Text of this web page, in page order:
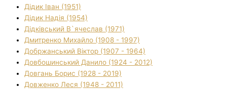
Дідик Іван (1951)
Дідик Надія (1954)
Дідківський В`ячеслав (1971)
Дмитренко Михайло (1908 - 1997)
Добржанський Віктор (1907 - 1964)
Довбошинський Данило (1924 - 2012)
Довгань Борис (1928 - 2019)
Довженко Леся (1948 - 2011)